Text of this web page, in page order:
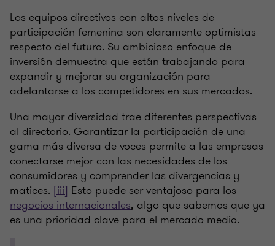
Los equipos directivos con altos niveles de
participación femenina son claramente optimistas
respecto del futuro. Su ambicioso enfoque de
inversión demuestra que están trabajando para
expandir y mejorar su organización para
adelantarse a los competidores en sus mercados.
Una mayor diversidad trae diferentes perspectivas
al directorio. Garantizar la participación de una
gama más diversa de voces permite a las empresas
conectarse mejor con las necesidades de los
consumidores y comprender las divergencias y
matices. [iii] Esto puede ser ventajoso para los
negocios internacionales, algo que sabemos que ya
es una prioridad clave para el mercado medio.